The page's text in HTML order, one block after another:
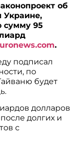
об
Украине,
95
.
подписал
по
будет
долларов
после долгих и
с